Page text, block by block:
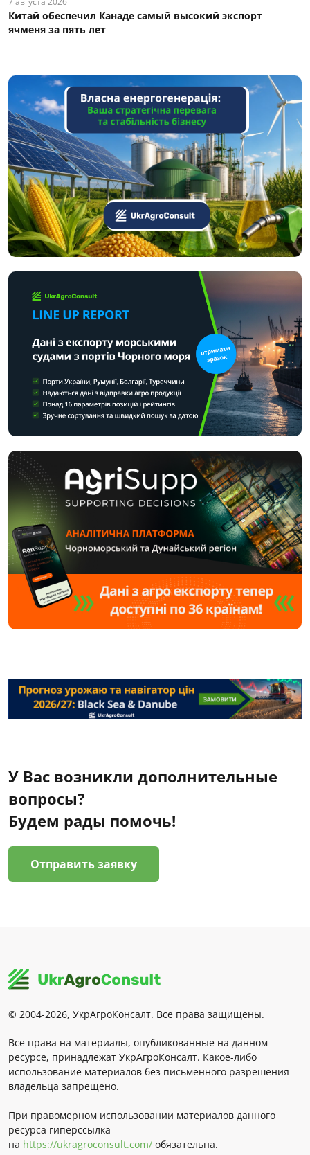
Китай обеспечил Канаде самый высокий экспорт
ячменя за пять лет
У Вас возникли дополнительные
вопросы?
Будем рады помочь!
Отправить заявку
© 2004-2026, УкрАгроКонсалт. Все права защищены.
Все права на материалы, опубликованные на данном
ресурсе, принадлежат УкрАгроКонсалт. Какое-либо
использование материалов без письменного разрешения
владельца запрещено.
При правомерном использовании материалов данного
ресурса гиперссылка
на https://ukragroconsult.com/ обязательна.